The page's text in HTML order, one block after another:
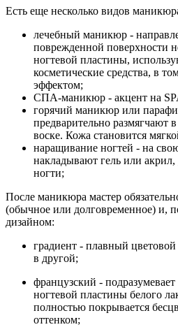
Есть еще несколько видов
лечебный маникюр -
поврежденной поверхности
ногтевой пластины,
косметические средства, в
эффектом;
СПА-маникюр - акцент на
горячий маникюр или
предварительно размягчают
воске. Кожа становится
наращивание ногтей - на
накладывают гель или акрил,
ногти;
После маникюра мастер
(обычное или долговременное) и,
дизайном:
градиент - плавный цветовой
в другой;
французский -
ногтевой пластины белого
полностью покрывается
оттенком;